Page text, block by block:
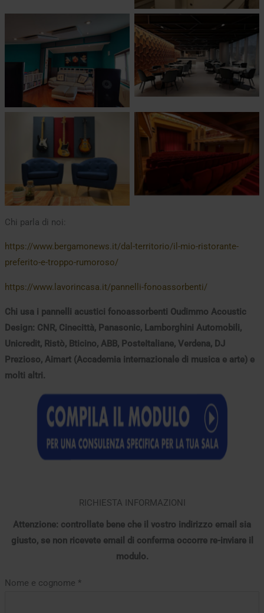
Chi parla di noi:
https://www.bergamonews.it/dal-territorio/il-mio-ristorante-
preferito-e-troppo-rumoroso/
https://www.lavorincasa.it/pannelli-fonoassorbenti/
Chi usa i pannelli acustici fonoassorbenti Oudimmo Acoustic
Design: CNR, Cinecittà, Panasonic, Lamborghini Automobili,
Unicredit, Ristò, Bticino, ABB, PosteItaliane, Verdena, DJ
Prezioso, Aimart (Accademia internazionale di musica e arte) e
molti altri.
RICHIESTA INFORMAZIONI
Attenzione: controllate bene che il vostro indirizzo email sia
giusto, se non ricevete email di conferma occorre re-inviare il
modulo.
Nome e cognome *